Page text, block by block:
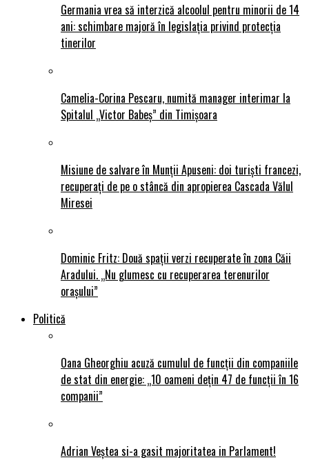
Germania vrea să interzică alcoolul pentru minorii de 14
ani: schimbare majoră în legislația privind protecția
tinerilor
Camelia-Corina Pescaru, numită manager interimar la
Spitalul „Victor Babeș” din Timișoara
Misiune de salvare în Munții Apuseni: doi turiști francezi,
recuperați de pe o stâncă din apropierea Cascada Vălul
Miresei
Dominic Fritz: Două spații verzi recuperate în zona Căii
Aradului. „Nu glumesc cu recuperarea terenurilor
orașului”
Politică
Oana Gheorghiu acuză cumulul de funcții din companiile
de stat din energie: „10 oameni dețin 47 de funcții în 16
companii”
Adrian Veștea si-a gasit majoritatea in Parlament!